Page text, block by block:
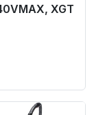
XGT